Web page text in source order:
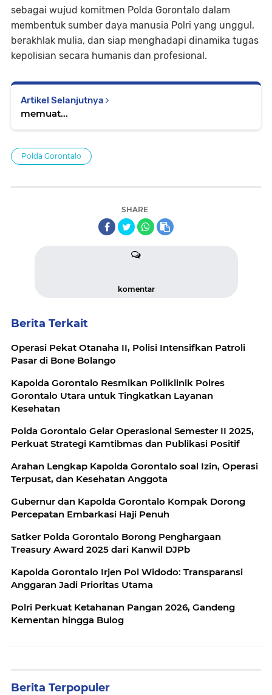
sebagai wujud komitmen Polda Gorontalo dalam
membentuk sumber daya manusia Polri yang unggul,
berakhlak mulia, dan siap menghadapi dinamika tugas
kepolisian secara humanis dan profesional.
Artikel Selanjutnya
memuat...
Polda Gorontalo
SHARE
komentar
Berita Terkait
Operasi Pekat Otanaha II, Polisi Intensifkan Patroli
Pasar di Bone Bolango
Kapolda Gorontalo Resmikan Poliklinik Polres
Gorontalo Utara untuk Tingkatkan Layanan
Kesehatan
Polda Gorontalo Gelar Operasional Semester II 2025,
Perkuat Strategi Kamtibmas dan Publikasi Positif
Arahan Lengkap Kapolda Gorontalo soal Izin, Operasi
Terpusat, dan Kesehatan Anggota
Gubernur dan Kapolda Gorontalo Kompak Dorong
Percepatan Embarkasi Haji Penuh
Satker Polda Gorontalo Borong Penghargaan
Treasury Award 2025 dari Kanwil DJPb
Kapolda Gorontalo Irjen Pol Widodo: Transparansi
Anggaran Jadi Prioritas Utama
Polri Perkuat Ketahanan Pangan 2026, Gandeng
Kementan hingga Bulog
Berita Terpopuler